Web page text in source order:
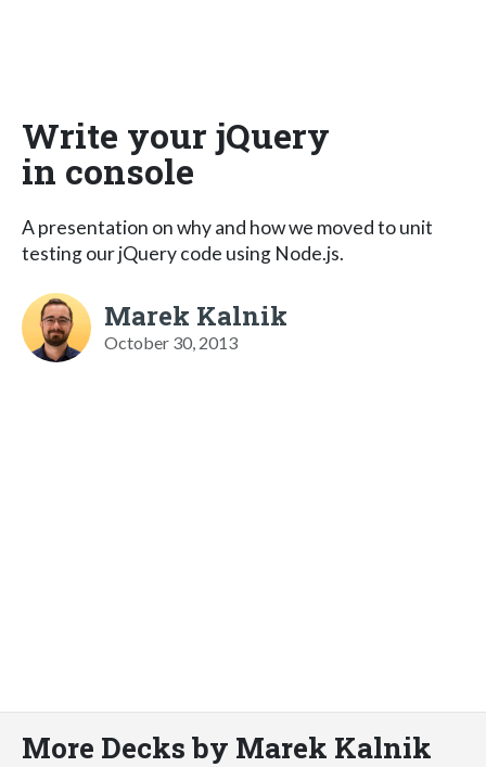
Write your jQuery
in console
A presentation on why and how we moved to unit
testing our jQuery code using Node.js.
Marek Kalnik
October 30, 2013
More Decks by Marek Kalnik